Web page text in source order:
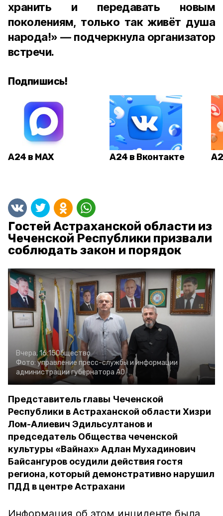
хранить и передавать новым
поколениям, только так живёт душа
народа!» — подчеркнула организатор
встречи.
Подпишись!
А24 в MAX А24 в Вконтакте
Гостей Астраханской области из
Чеченской Республики призвали
соблюдать закон и порядок
Вчера, 16:15Общество
Фото: управление пресс-службы и информации
администрации губернатора АО
Представитель главы Чеченской
Республики в Астраханской области Хизри
Лом-Алиевич Эдильсултанов и
председатель Общества чеченской
культуры «Вайнах» Адлан Мухадинович
Байсангуров осудили действия гостя
региона, который демонстративно нарушил
ПДД в центре Астрахани
Информация об этом инциденте была